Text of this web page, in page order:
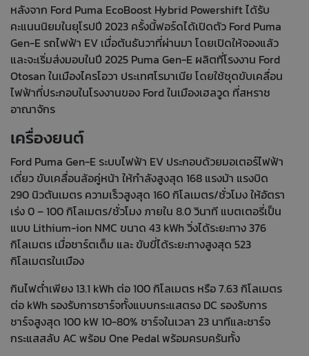
หลังจาก Ford Puma EcoBoost Hybrid Powershift ได้รับ
คะแนนนิยมในยุโรปปี 2023 ครั้งนี้ฟอร์ดได้เปิดตัว Ford Puma
Gen-E รถไฟฟ้า EV เมื่อต้นธันวาที่ผ่านมา โดยเปิดให้จองแล้ว
และจะเริ่มส่งมอบในปี 2025 Puma Gen-E ผลิตที่โรงงาน Ford
Otosan ในเมืองไครโอวา ประเทศโรมาเนีย โดยใช้ชุดขับเคลื่อน
ไฟฟ้าที่ประกอบในโรงงานของ Ford ในเมืองเฮลวูด ที่สหราช
อาณาจักร
เครื่องยนต์
Ford Puma Gen-E ระบบไฟฟ้า EV ประกอบด้วยมอเตอร์ไฟฟ้า
เดี่ยว ขับเคลื่อนล้อคู่หน้า ให้กำลังสูงสุด 168 แรงม้า แรงบิด
290 นิวตันเมตร ความเร็วสูงสุด 160 กิโลเมตร/ชั่วโมง ให้อัตรา
เร่ง 0 – 100 กิโลเมตร/ชั่วโมง ภายใน 8.0 วินาที แบตเตอรี่เป็น
แบบ Lithium-ion NMC ขนาด 43 kWh วิ่งได้ระยะทาง 376
กิโลเมตร เมื่อชาร์ตเต็ม และ ขับขี่ได้ระยะทางสูงสุด 523
กิโลเมตรในเมือง
กินไฟต่ำเพียง 13.1 kWh ต่อ 100 กิโลเมตร หรือ 7.63 กิโลเมตร
ต่อ kWh รองรับการชาร์จทั้งแบบกระแสตรง DC รองรับการ
ชาร์จสูงสุด 100 kW 10-80% ชาร์จในเวลา 23 นาทีและชาร์จ
กระแสสลับ AC พร้อม One Pedal พร้อมครบครันทั้ง